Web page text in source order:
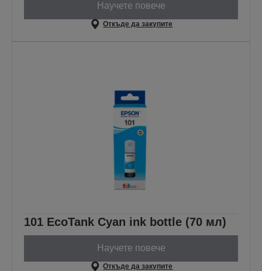
Научете повече
Откъде да закупите
101 EcoTank Cyan ink bottle (70 мл)
Научете повече
Откъде да закупите